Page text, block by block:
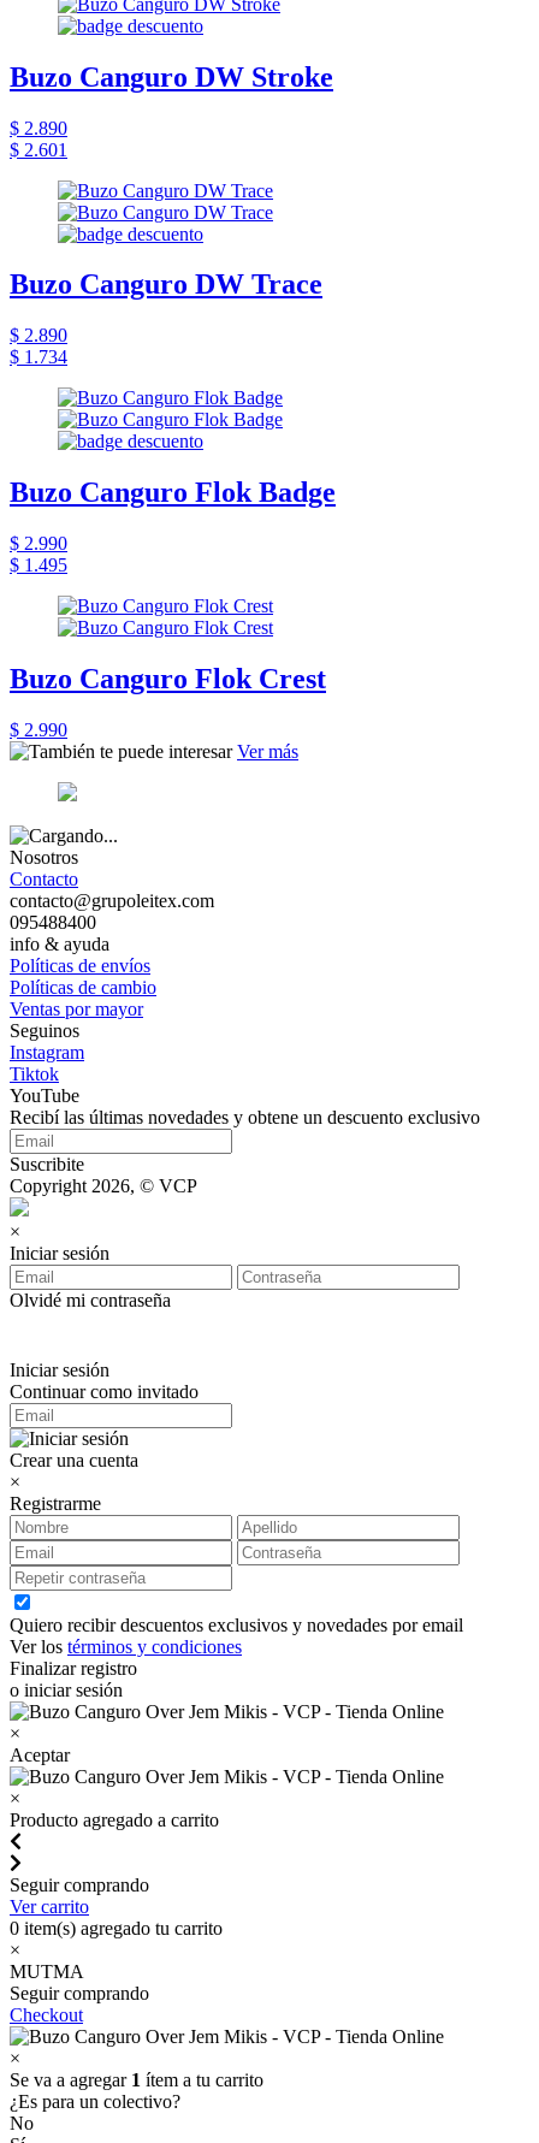
Buzo Canguro DW Stroke
$ 2.890
$ 2.601
Buzo Canguro DW Trace
$ 2.890
$ 1.734
Buzo Canguro Flok Badge
$ 2.990
$ 1.495
Buzo Canguro Flok Crest
$ 2.990
Ver más
Nosotros
Contacto
contacto@grupoleitex.com
095488400
info & ayuda
Políticas de envíos
Políticas de cambio
Ventas por mayor
Seguinos
Instagram
Tiktok
YouTube
Recibí las últimas novedades y obtene un descuento exclusivo
Suscribite
Copyright 2026, © VCP
×
Iniciar sesión
Olvidé mi contraseña
Iniciar sesión
Continuar como invitado
Crear una cuenta
×
Registrarme
Quiero recibir descuentos exclusivos y novedades por email
Ver los términos y condiciones
Finalizar registro
o iniciar sesión
×
Aceptar
×
Producto agregado a carrito
Seguir comprando
Ver carrito
0 item(s) agregado tu carrito
×
MUTMA
Seguir comprando
Checkout
×
Se va a agregar 1 ítem a tu carrito
¿Es para un colectivo?
No